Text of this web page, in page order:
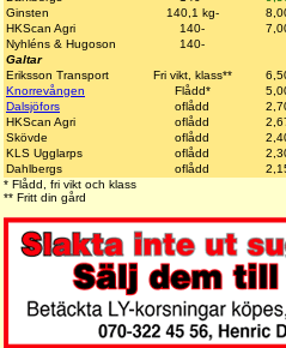
Ginsten
140,1 kg-
HKScan Agri
140-
Nyhléns & Hugoson
140-
Galtar
Eriksson Transport
Fri vikt, klass**
Knorrevången
Flådd*
Dalsjöfors
oflådd
HKScan Agri
oflådd
Skövde
oflådd
KLS Ugglarps
oflådd
Dahlbergs
oflådd
* Flådd, fri vikt och klass
** Fritt din gård